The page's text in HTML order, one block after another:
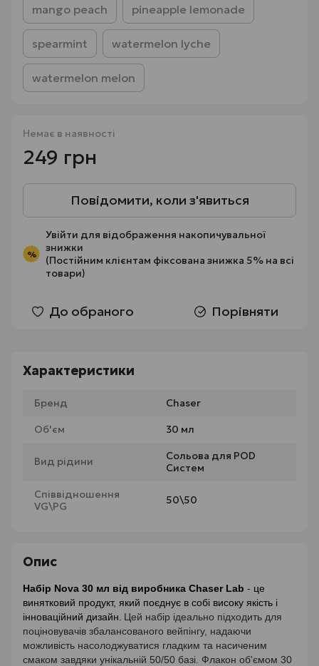
mango peach pineapple lemonade
spearmint watermelon lyche
watermelon melon
Немає в наявності
249 грн
Повідомити, коли з'явиться
%
Увійти для відображення накопичувальної
знижки
(Постійним клієнтам фіксована знижка 5% на всі
товари)
До обраного Порівняти
Характеристики
Бренд Chaser
Об'єм 30 мл
Вид рідини
Сольова для POD
Систем
Співвідношення
VG\PG
50\50
Опис
Набір Nova 30 мл від виробника Chaser Lab - це
винятковий продукт, який поєднує в собі високу якість і
інноваційний дизайн. Цей набір ідеально підходить для
поціновувачів збалансованого вейпінгу, надаючи
можливість насолоджуватися гладким та насиченим
смаком завдяки унікальній 50/50 базі. Флакон об'ємом 30